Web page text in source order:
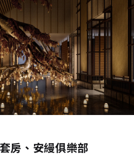
房、安縵俱樂部